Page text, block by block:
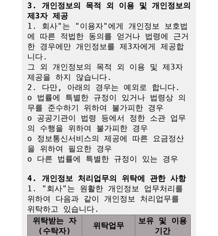
3. 개인정보의 목적 외 이용 및 개인정보의
제3자 제공
1. 회사"는 "이용자"에게 개인정보 보호법
에 따른 적법한 동의를 얻거나 법령에 근거
한 경우에만 개인정보를 제3자에게 제공합
니다.
그 외 개인정보의 목적 외 이용 및 제3자
제공을 하지 않습니다.
2. 다만, 아래의 경우는 예외로 합니다.
o 법률에 특별한 규정이 있거나 법령상 의
무를 준수하기 위하여 불가피한 경우
o 공공기관이 법령 등에서 정한 소관 업무
의 수행을 위하여 불가피한 경우
o 정보통신서비스의 제공에 따른 요금정산
을 위하여 필요한 경우
o 다른 법률에 특별한 규정이 있는 경우
4. 개인정보 처리업무의 위탁에 관한 사항
1. "회사"는 원활한 개인정보 업무처리를
위하여 다음과 같이 개인정보 처리업무를
위탁받는 자
(수탁자)
위탁업무
보유 및 이용
기간